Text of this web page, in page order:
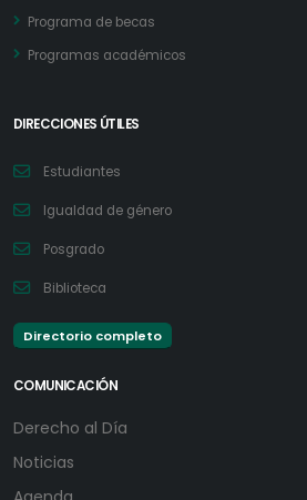
Programa de becas
Programas académicos
DIRECCIONES ÚTILES
Estudiantes
Igualdad de género
Posgrado
Biblioteca
Directorio completo
COMUNICACIÓN
Derecho al Día
Noticias